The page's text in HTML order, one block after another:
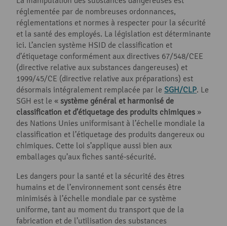
réglementée par de nombreuses ordonnances,
réglementations et normes à respecter pour la sécurité
et la santé des employés. La législation est déterminante
ici. L’ancien système HSID de classification et
d’étiquetage conformément aux directives 67/548/CEE
(directive relative aux substances dangereuses) et
1999/45/CE (directive relative aux préparations) est
désormais intégralement remplacée par le SGH/CLP. Le
SGH est le « système général et harmonisé de
classification et d’étiquetage des produits chimiques »
des Nations Unies uniformisant à l’échelle mondiale la
classification et l’étiquetage des produits dangereux ou
chimiques. Cette loi s’applique aussi bien aux
emballages qu’aux fiches santé-sécurité.
Les dangers pour la santé et la sécurité des êtres
humains et de l’environnement sont censés être
minimisés à l’échelle mondiale par ce système
uniforme, tant au moment du transport que de la
fabrication et de l’utilisation des substances